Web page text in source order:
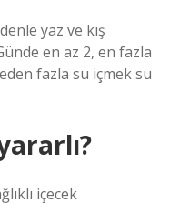
yaz ve kış
en az 2, en fazla
fazla su içmek su
içecek